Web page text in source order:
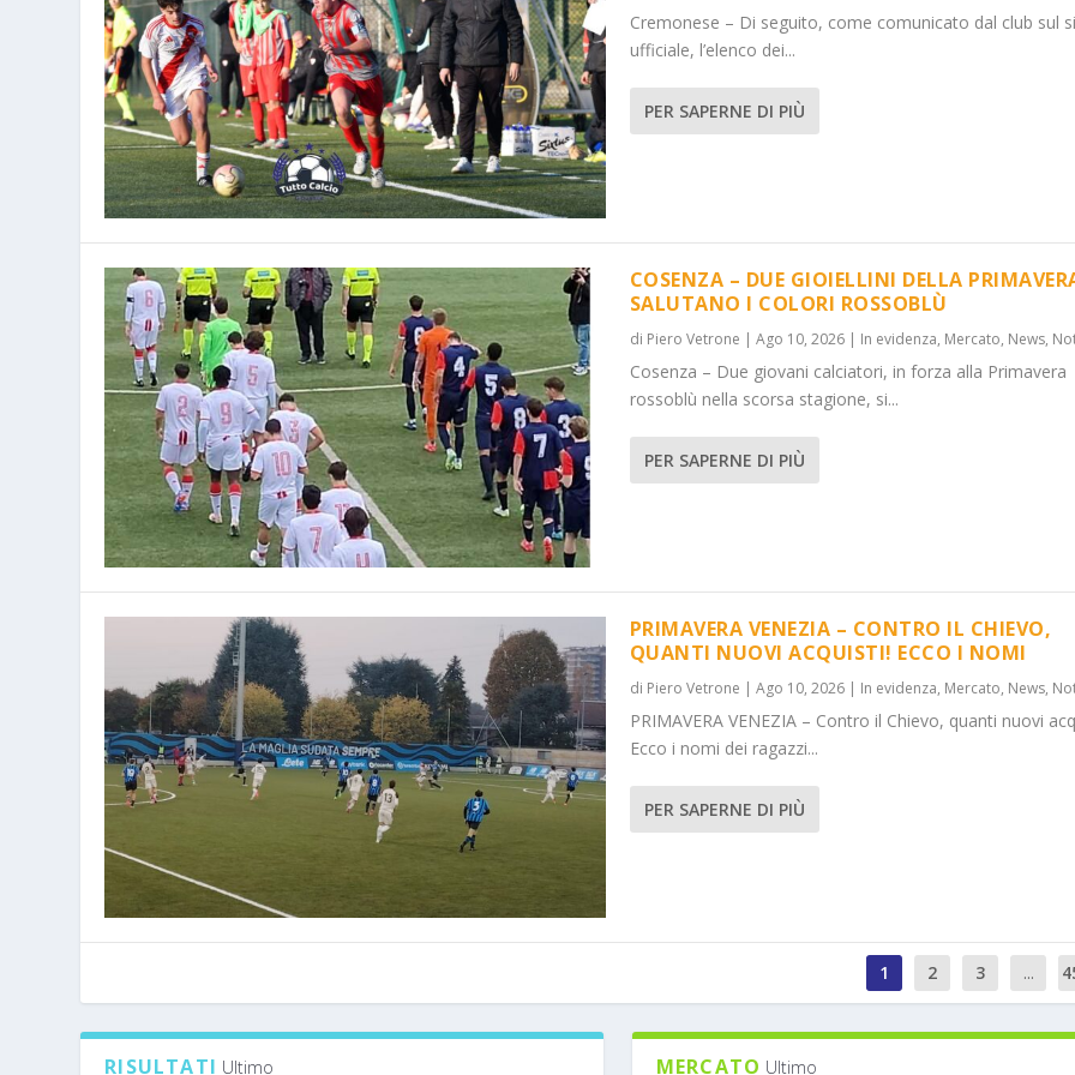
Cremonese – Di seguito, come comunicato dal club sul
ufficiale, l’elenco dei...
PER SAPERNE DI PIÙ
COSENZA – DUE GIOIELLINI DELLA
SALUTANO I COLORI ROSSOBLÙ
di Piero Vetrone | Ago 10, 2026| In evidenza, Mercato, News,
Cosenza – Due giovani calciatori, in forza alla Primavera
rossoblù nella scorsa stagione, si...
PER SAPERNE DI PIÙ
PRIMAVERA VENEZIA – CONTRO IL CHIEVO,
QUANTI NUOVI ACQUISTI! ECCO I NOMI
di Piero Vetrone Ago 10, 2026| In evidenza, Mercato, News,
PRIMAVERA VENEZIA – Contro il Chievo, quanti nuovi
Ecco i nomi dei ragazzi...
PER SAPERNE DI PIÙ
1 2 3 ...
RISULTATI Ultimo MERCATO Ultimo